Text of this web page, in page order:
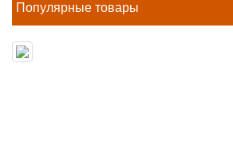
Популярные товары